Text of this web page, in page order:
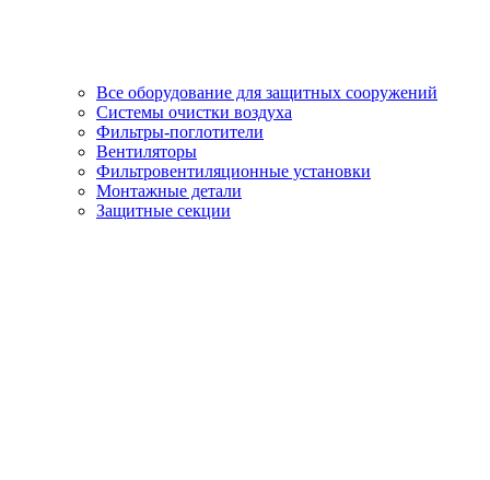
Все оборудование для защитных сооружений
Системы очистки воздуха
Фильтры-поглотители
Вентиляторы
Фильтровентиляционные установки
Монтажные детали
Защитные секции